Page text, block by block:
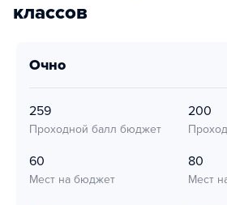
классов
очно
259
Проходной балл бюджет
200
60
Мест на бюджет
80
Мест